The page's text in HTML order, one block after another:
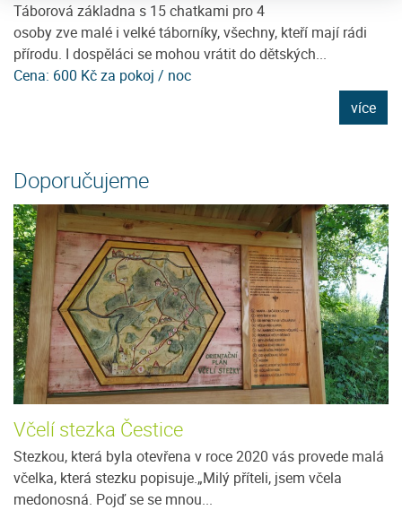
Táborová základna s 15 chatkami pro 4
osoby zve malé i velké táborníky, všechny, kteří mají rádi
přírodu. I dospěláci se mohou vrátit do dětských...
Cena: 600 Kč za pokoj / noc
více
Doporučujeme
Včelí stezka Čestice
Stezkou, která byla otevřena v roce 2020 vás provede malá
včelka, která stezku popisuje.„Milý příteli, jsem včela
medonosná. Pojď se se mnou...